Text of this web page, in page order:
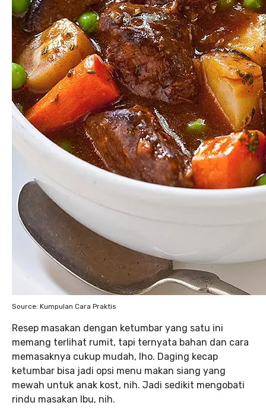
Source: Kumpulan Cara Praktis
Resep masakan dengan ketumbar yang satu ini
memang terlihat rumit, tapi ternyata bahan dan cara
memasaknya cukup mudah, lho. Daging kecap
ketumbar bisa jadi opsi menu makan siang yang
mewah untuk anak kost, nih. Jadi sedikit mengobati
rindu masakan Ibu, nih.